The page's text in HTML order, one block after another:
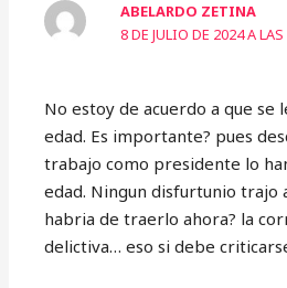
ABELARDO ZETINA
8 DE JULIO DE 2024 A
No estoy de acuerdo a que se
edad. Es importante? pues
trabajo como presidente lo
edad. Ningun disfurtunio trajo
habria de traerlo ahora? la
delictiva… eso si debe